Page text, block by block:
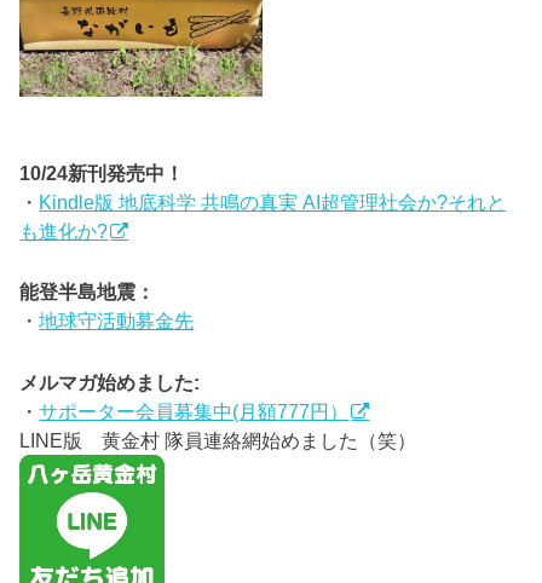
10/24新刊発売中！
・ Kindle版 地底科学 共鳴の真実 AI超管理社会か?それと
も進化か?
能登半島地震：
・地球守活動募金先
メルマガ始めました:
・サポーター会員募集中(月額777円）
LINE版 黄金村 隊員連絡網始めました（笑）